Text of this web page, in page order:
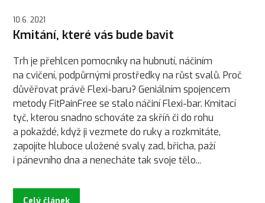
10.6. 2021
Kmitání, které vás bude bavit
Trh je přehlcen pomocníky na hubnutí, náčiním
na cvičení, podpůrnými prostředky na růst svalů. Proč
důvěřovat právě Flexi-baru? Geniálním spojencem
metody FitPainFree se stalo náčiní Flexi-bar. Kmitací
tyč, kterou snadno schováte za skříň či do rohu
a pokaždé, když ji vezmete do ruky a rozkmitáte,
zapojíte hluboce uložené svaly zad, břicha, paží
i pánevního dna a nenecháte tak svoje tělo...